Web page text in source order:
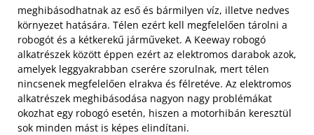
meghibásodhatnak az eső és bármilyen víz, illetve nedves
környezet hatására. Télen ezért kell megfelelően tárolni a
robogót és a kétkerekű járműveket. A Keeway robogó
alkatrészek között éppen ezért az elektromos darabok azok,
amelyek leggyakrabban cserére szorulnak, mert télen
nincsenek megfelelően elrakva és félretéve. Az elektromos
alkatrészek meghibásodása nagyon nagy problémákat
okozhat egy robogó esetén, hiszen a motorhibán keresztül
sok minden mást is képes elindítani.